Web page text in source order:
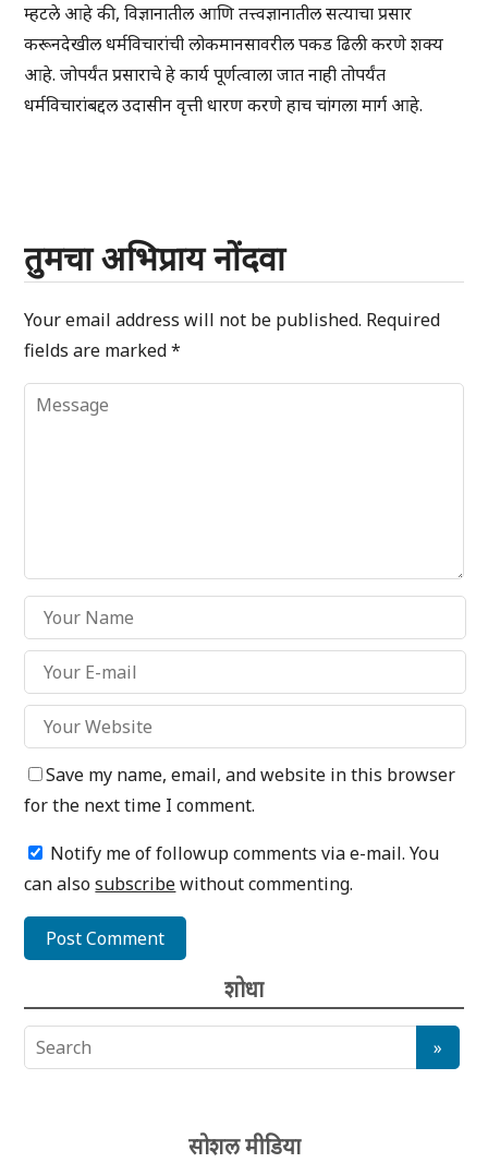
म्हटले आहे की, विज्ञानातील आणि तत्त्वज्ञानातील सत्याचा प्रसार
करूनदेखील धर्मविचारांची लोकमानसावरील पकड ढिली करणे शक्य
आहे. जोपर्यंत प्रसाराचे हे कार्य पूर्णत्वाला जात नाही तोपर्यंत
धर्मविचारांबद्दल उदासीन वृत्ती धारण करणे हाच चांगला मार्ग आहे.
तुमचा अभिप्राय नोंदवा
Your email address will not be published. Required
fields are marked*
Save my name, email, and website in this browser
for the next time I comment.
Notify me of followup comments via e-mail. You
can alsosubscribewithout commenting.
शोधा
सोशल मीडिया